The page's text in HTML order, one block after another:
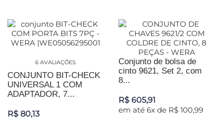
6 AVALIAÇÕES
CONJUNTO BIT-CHECK
UNIVERSAL 1 COM
ADAPTADOR, 7...
R$ 80,13
Conjunto de bolsa de
cinto 9621, Set 2, com
8...
R$ 605,91
em até 6x de R$ 100,99